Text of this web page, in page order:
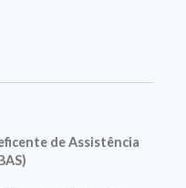
de Assistência